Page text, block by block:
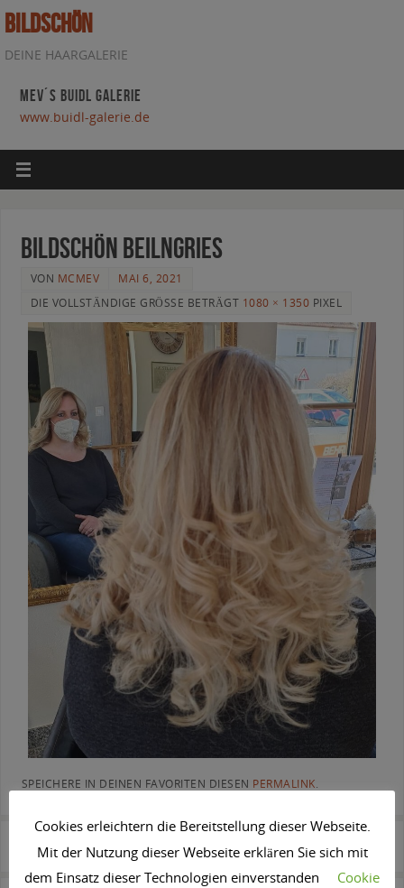
BILDSCHÖN
DEINE HAARGALERIE
MEV´S BUIDL GALERIE
www.buidl-galerie.de
bildschön beilngries
VON MCMEV
MAI 6, 2021
DIE VOLLSTÄNDIGE GRÖSSE BETRÄGT 1080 × 1350 PIXEL
SPEICHERE IN DEINEN FAVORITEN DIESEN PERMALINK.
bildschön beilngries Bildschoen_Logo_Design_4c
Cookies erleichtern die Bereitstellung dieser Webseite.
Mit der Nutzung dieser Webseite erklären Sie sich mit
dem Einsatz dieser Technologien einverstanden
Cookie